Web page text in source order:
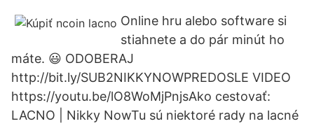
Online hru alebo software si
stiahnete a do pár minút ho
máte. 😃 ODOBERAJ
http://bit.ly/SUB2NIKKYNOWPREDOSLE VIDEO
https://youtu.be/lO8WoMjPnjsAko cestovať:
LACNO | Nikky NowTu sú niektoré rady na lacné